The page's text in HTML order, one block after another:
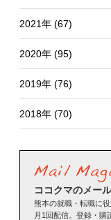
2021年 (67)
2020年 (95)
2019年 (76)
2018年 (70)
ココクマのメー
熊本の就職・転職に
月1回配信。登録・購